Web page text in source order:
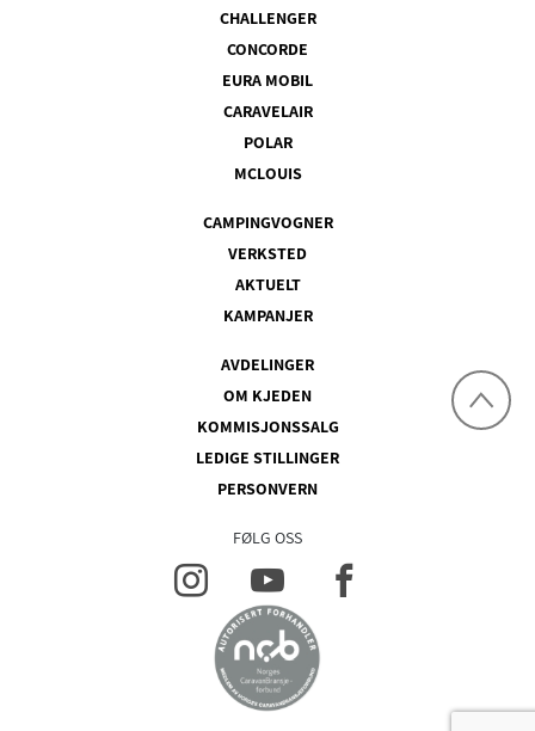
CHALLENGER
CONCORDE
EURA MOBIL
CARAVELAIR
POLAR
MCLOUIS
CAMPINGVOGNER
VERKSTED
AKTUELT
KAMPANJER
AVDELINGER
OM KJEDEN
KOMMISJONSSALG
LEDIGE STILLINGER
PERSONVERN
FØLG OSS